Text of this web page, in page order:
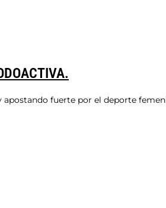
apostando fuerte por el deporte